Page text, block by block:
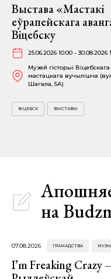
Выстава «Мастакі
еўрапейскага
Віцебску
25.06.2026 10:00 - 30.08.2026
Музей гісторыі
мастацкага вучылішча
Шагала, 5А)
ВІЦЕБСК ВЫСТАВЫ
на
07.08.2026 ГРАМАДСТВА
I’m Freaking Crazy